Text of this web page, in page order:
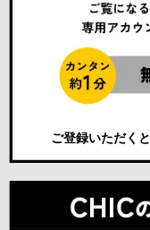
ご登録いただくと